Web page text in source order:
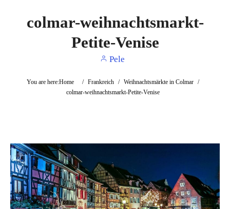
colmar-weihnachtsmarkt-
Petite-Venise
Pele
You are here:Home / Frankreich / Weihnachtsmärkte in Colmar /
colmar-weihnachtsmarkt-Petite-Venise